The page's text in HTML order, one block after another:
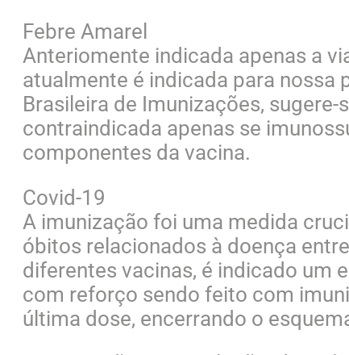
Febre Amarel
Anteriomente indicada apenas a
atualmente é indicada para nossa
Brasileira de Imunizações,
contraindicada apenas se
componentes da vacina.
Covid-19
A imunização foi uma medida
óbitos relacionados à doença
diferentes vacinas, é indicado um
com reforço sendo feito com
última dose, encerrando o